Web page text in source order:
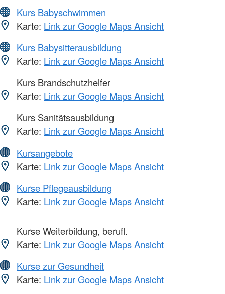
Kurs Babyschwimmen
Karte: Link zur Google Maps Ansicht
Kurs Babysitterausbildung
Karte: Link zur Google Maps Ansicht
Kurs Brandschutzhelfer
Karte: Link zur Google Maps Ansicht
Kurs Sanitätsausbildung
Karte: Link zur Google Maps Ansicht
Kursangebote
Karte: Link zur Google Maps Ansicht
Kurse Pflegeausbildung
Karte: Link zur Google Maps Ansicht
Kurse Weiterbildung, berufl.
Karte: Link zur Google Maps Ansicht
Kurse zur Gesundheit
Karte: Link zur Google Maps Ansicht